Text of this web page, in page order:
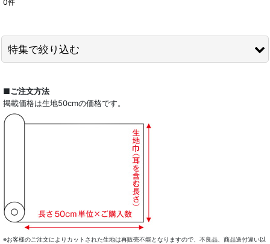
並び順 :
0件
特集で絞り込む
ドレスシャツ
コート・ボトム・バッグ
マスク
■ご注文方法
掲載価格は生地50cmの価格です。
※お客様のご注文によりカットされた生地は再販売不能となりますので、不良品、商品送付違い以